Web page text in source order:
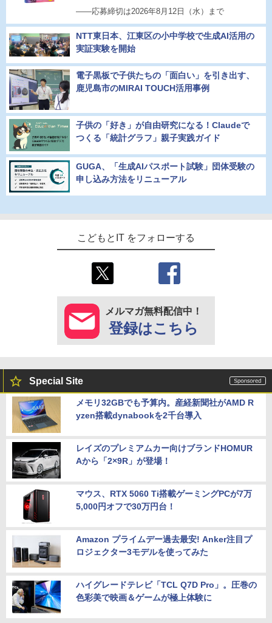
――応募締切は2026年8月12日（水）まで
NTT東日本、江東区の小中学校で生成AI活用の
実証実験を開始
電子黒板で子供たちの「面白い」を引き出す、
鹿児島市のMIRAI TOUCH活用事例
子供の「好き」が自由研究になる！Claudeで
つくる「統計グラフ」親子実践ガイド
GUGA、「生成AIパスポート試験」団体受験の
申し込み方法をリニューアル
こどもとIT をフォローする
メルマガ無料配信中！
登録はこちら
Special Site
メモリ32GBでも予算内。産経新聞社がAMD R
yzen搭載dynabookを2千台導入
レイズのプレミアムカー向けブランドHOMUR
Aから「2×9R」が登場！
マウス、RTX 5060 Ti搭載ゲーミングPCが7万
5,000円オフで30万円台！
Amazon プライムデー過去最安! Anker注目プ
ロジェクター3モデルを使ってみた
ハイグレードテレビ「TCL Q7D Pro」。圧巻の
色彩美で映画＆ゲームが極上体験に